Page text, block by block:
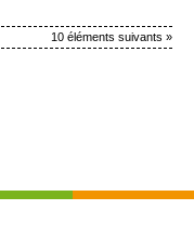
10 éléments suivants »